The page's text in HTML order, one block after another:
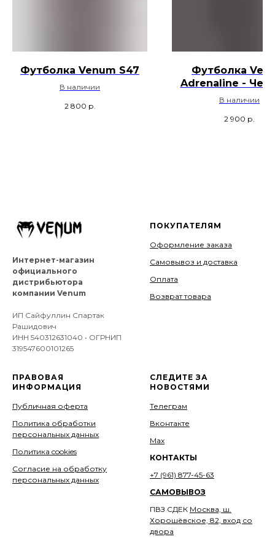
Футболка Venum S47
В наличии
2 800 р.
Футболка
Adrenaline -
Песок
В наличии
2 900 р.
Интернет-магазин
официального
дистрибьютора
компании Venum
ИП Сайфуллин Спартак
Рашидович
ИНН 540312631040 • ОГРНИП
319547600101265
ПОКУПАТЕЛЯМ
Оформление заказа
Самовывоз и доставка
Оплата
Возврат товара
ПРАВОВАЯ
ИНФОРМАЦИЯ
Публичная оферта
Политика обработки
персональных данных
Политика cookies
Согласие на обработку
персональных данных
СЛЕДИТЕ ЗА
НОВОСТЯМИ
Телеграм
Вконтакте
Мах
КОНТАКТЫ
+7 (961) 877-45-63
САМОВЫВОЗ
ПВЗ СДЕК Москва, ш.
Хорошёвское, 82, вход со
двора